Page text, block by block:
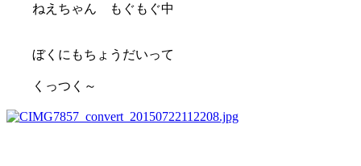
ねえちゃん もぐもぐ中
ぼくにもちょうだいって
くっつく～